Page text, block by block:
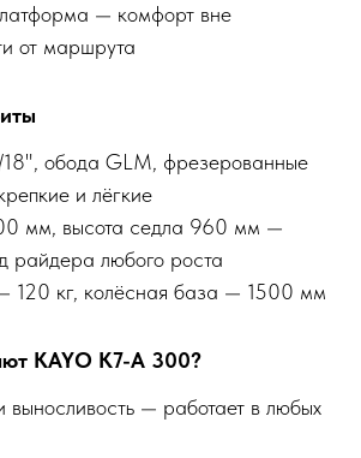
— комфорт вне
от маршрута
обода GLM, фрезерованные
и лёгкие
мм, высота седла 960 мм —
райдера любого роста
120 кг, колёсная база — 1500 мм
KAYO K7-A 300?
— работает в любых